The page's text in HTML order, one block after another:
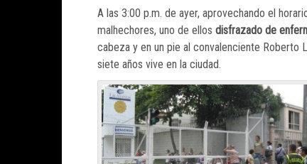
A las 3:00 p.m. de ayer, aprovechando el
malhechores, uno de ellos disfrazado de
cabeza y en un pie al convalenciente Roberto
siete años vive en la ciudad.